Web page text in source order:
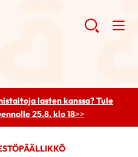
lasten kanssa? Tule
25.8. klo 18>>